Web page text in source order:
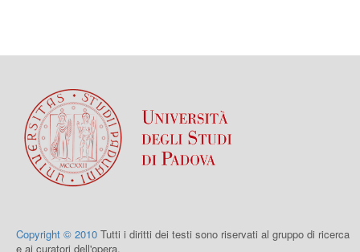
Copyright © 2010 Tutti i diritti dei testi sono riservati al gruppo di ricerca
e ai curatori dell'opera.